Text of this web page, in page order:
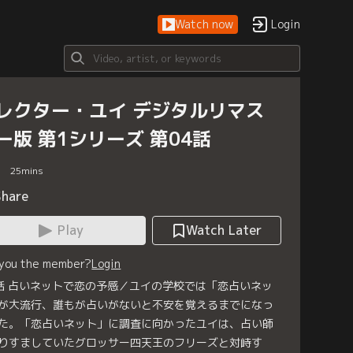
Watch now Login
クター・ユイ デジタルリマス
版 第1シリーズ 第04話
25mins
Play
Watch Later
the member?Login
占いネットで恋の予感／ユイの学校では「恋占いネッ
大流行、誰もが占いがないと不安を覚えるまでになっ
。「恋占いネット」に調査に向かったユイは、占い師
すましていたグロッサー四天王のフリーズと対峙す